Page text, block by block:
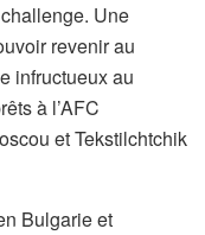
Une
revenir au
infructueux au
à l’AFC
et Tekstilchtchik
Bulgarie et